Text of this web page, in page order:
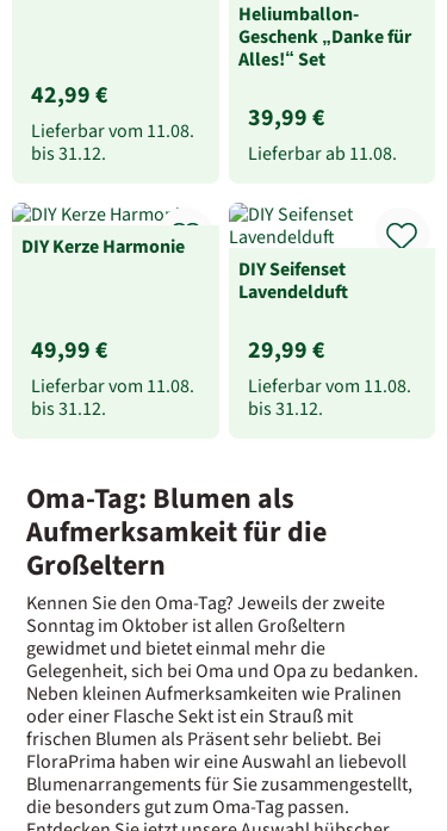
42,99 €
Lieferbar vom 11.08.
bis31.12.
Heliumballon-
Geschenk „Danke für
Alles!“ Set
39,99 €
Lieferbar ab 11.08.
DIY Kerze Harmonie
49,99 €
Lieferbar vom 11.08.
bis31.12.
DIY Seifenset
Lavendelduft
29,99 €
Lieferbar vom 11.08.
bis31.12.
Oma-Tag: Blumen als
Aufmerksamkeit für die
Großeltern
Kennen Sie den Oma-Tag? Jeweils der zweite
Sonntag im Oktober ist allen Großeltern
gewidmet und bietet einmal mehr die
Gelegenheit, sich bei Oma und Opa zu bedanken.
Neben kleinen Aufmerksamkeiten wie Pralinen
oder einer Flasche Sekt ist ein Strauß mit
frischen Blumen als Präsent sehr beliebt. Bei
FloraPrima haben wir eine Auswahl an liebevoll
Blumenarrangements für Sie zusammengestellt,
die besonders gut zum Oma-Tag passen.